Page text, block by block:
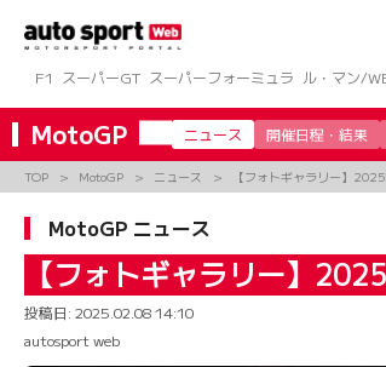
ツ
へ
ス
キ
ッ
F1
スーパーGT スーパーフォーミュラ ル・マン/
MotoGP ニュース 開催日程・結果
TOP MotoGP ニュース 【フォトギャラリー】
MotoGP ニュース
【フォトギャラリー】
投稿日: 2025.02.08 14:10
autosport web